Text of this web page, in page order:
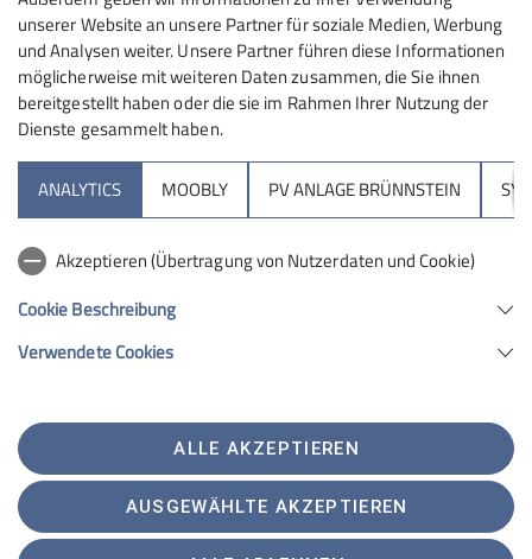
Sektion
Hochrieshütte
Sektion Rosenheim des Deutschen Alpenvereins e.V.
Telefon +4980312716030
unserer Website an unsere Partner für soziale Medien, Werbung
und Analysen weiter. Unsere Partner führen diese Informationen
möglicherweise mit weiteren Daten zusammen, die Sie ihnen
bereitgestellt haben oder die sie im Rahmen Ihrer Nutzung der
Dienste gesammelt haben.
ANALYTICS MOOBLY PV ANLAGE BRÜNNSTEIN
Akzeptieren (Übertragung von Nutzerdaten und Cookie)
Cookie Beschreibung
Verwendete Cookies
ALLE AKZEPTIEREN
AUSGEWÄHLTE AKZEPTIEREN